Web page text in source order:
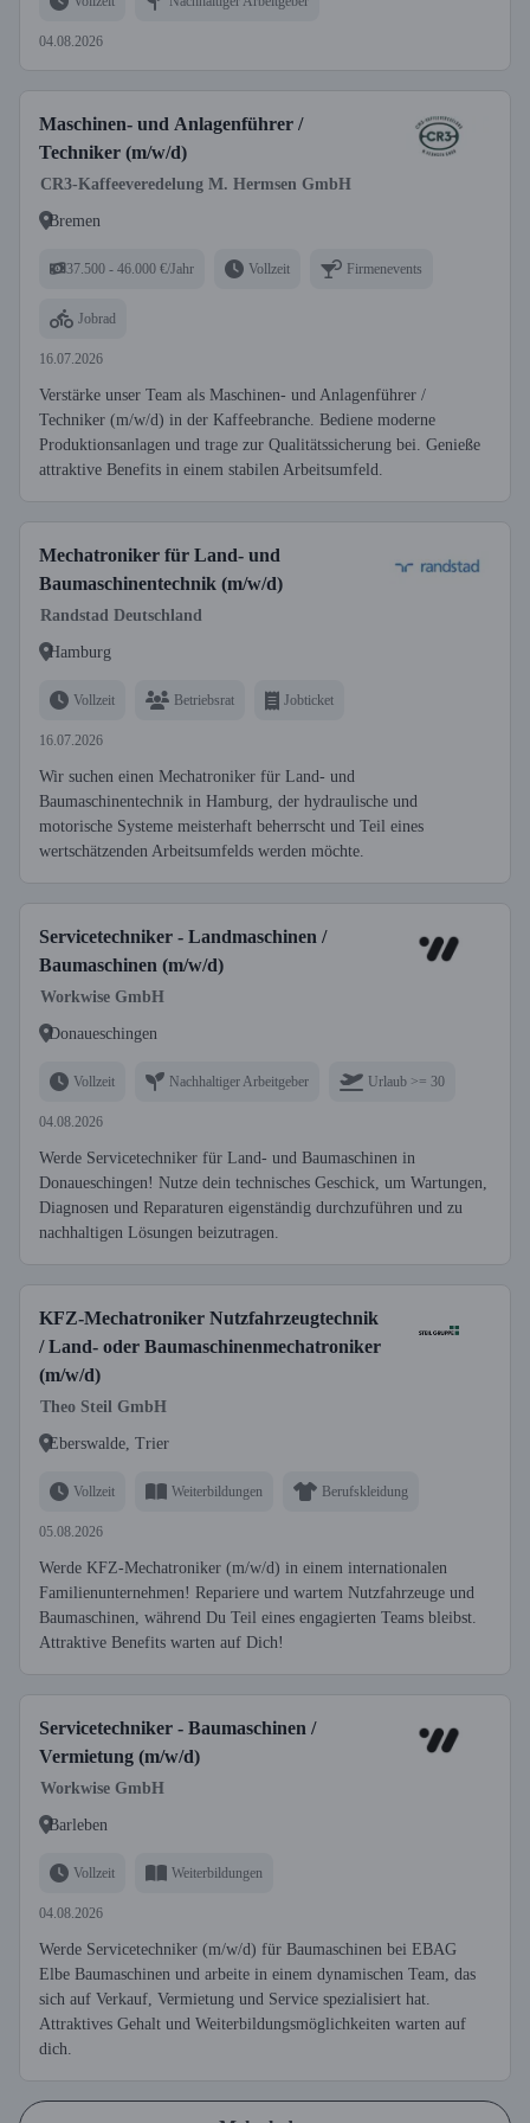
04.08.2026
Maschinen- und Anlagenführer /
Techniker (m/w/d)
CR3-Kaffeeveredelung M. Hermsen GmbH
Bremen
37.500 - 46.000 €/Jahr Vollzeit Firmenevents
Jobrad
16.07.2026
Verstärke unser Team als Maschinen- und Anlagenführer /
Techniker (m/w/d) in der Kaffeebranche. Bediene moderne
Produktionsanlagen und trage zur Qualitätssicherung bei. Genieße
attraktive Benefits in einem stabilen Arbeitsumfeld.
Mechatroniker für Land- und
Baumaschinentechnik (m/w/d)
Randstad Deutschland
Hamburg
Vollzeit Betriebsrat Jobticket
16.07.2026
Wir suchen einen Mechatroniker für Land- und
Baumaschinentechnik in Hamburg, der hydraulische und
motorische Systeme meisterhaft beherrscht und Teil eines
wertschätzenden Arbeitsumfelds werden möchte.
Servicetechniker - Landmaschinen /
Baumaschinen (m/w/d)
Workwise GmbH
Donaueschingen
Vollzeit Nachhaltiger Arbeitgeber Urlaub >= 30
04.08.2026
Werde Servicetechniker für Land- und Baumaschinen in
Donaueschingen! Nutze dein technisches Geschick, um Wartungen,
Diagnosen und Reparaturen eigenständig durchzuführen und zu
nachhaltigen Lösungen beizutragen.
KFZ-Mechatroniker Nutzfahrzeugtechnik
/ Land- oder Baumaschinenmechatroniker
(m/w/d)
Theo Steil GmbH
Eberswalde, Trier
Vollzeit Weiterbildungen Berufskleidung
05.08.2026
Werde KFZ-Mechatroniker (m/w/d) in einem internationalen
Familienunternehmen! Repariere und wartem Nutzfahrzeuge und
Baumaschinen, während Du Teil eines engagierten Teams bleibst.
Attraktive Benefits warten auf Dich!
Servicetechniker - Baumaschinen /
Vermietung (m/w/d)
Workwise GmbH
Barleben
Vollzeit Weiterbildungen
04.08.2026
Werde Servicetechniker (m/w/d) für Baumaschinen bei EBAG
Elbe Baumaschinen und arbeite in einem dynamischen Team, das
sich auf Verkauf, Vermietung und Service spezialisiert hat.
Attraktives Gehalt und Weiterbildungsmöglichkeiten warten auf
dich.